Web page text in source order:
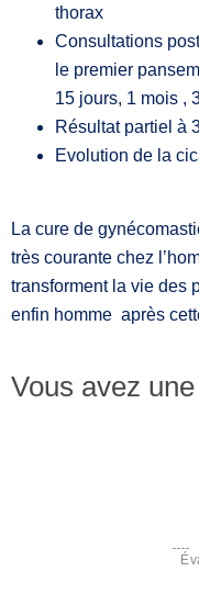
thorax
Consultations
le premier
15 jours, 1 mois ,
Résultat partiel à
Evolution de la
La cure de
très courante chez
transforment la vie des
enfin homme après
Vous avez